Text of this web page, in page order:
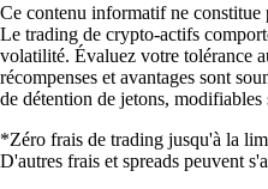
Ce contenu informatif ne constitue
Le trading de crypto-actifs
volatilité. Évaluez votre tolérance
récompenses et avantages sont
de détention de jetons,
*Zéro frais de trading jusqu'à la
D'autres frais et spreads peuvent